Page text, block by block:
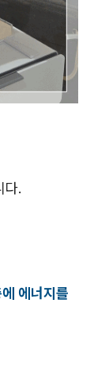
다.
에너지를